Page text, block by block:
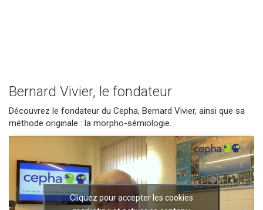
Bernard Vivier, le fondateur
Découvrez le fondateur du Cepha, Bernard Vivier, ainsi que sa
méthode originale : la morpho-sémiologie.
Cliquez pour accepter les cookies